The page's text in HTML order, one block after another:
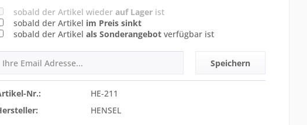
sobald der Artikel wieder auf Lagerist
sobald der Artikel im Preis sinkt
sobald der Artikel als Sonderangebotverfügbar ist
Speichern
Nr.:
HE-211
HENSEL